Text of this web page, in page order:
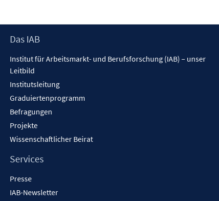
öffnen
Footer
Das IAB
Institut für Arbeitsmarkt- und Berufsforschung (IAB) – unser
Leitbild
Institutsleitung
Graduiertenprogramm
Befragungen
Projekte
Wissenschaftlicher Beirat
Services
Presse
IAB-Newsletter